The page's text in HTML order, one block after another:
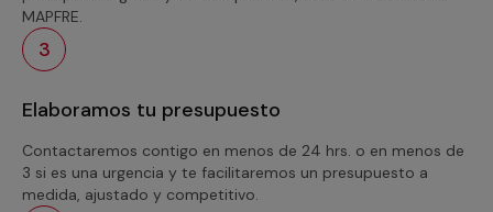
MAPFRE.
3
Elaboramos tu presupuesto
Contactaremos contigo en menos de 24 hrs. o en menos de
3 si es una urgencia y te facilitaremos un presupuesto a
medida, ajustado y competitivo.